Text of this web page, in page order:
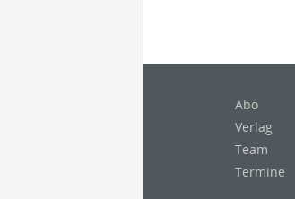
Abo
Verlag
Team
Termine